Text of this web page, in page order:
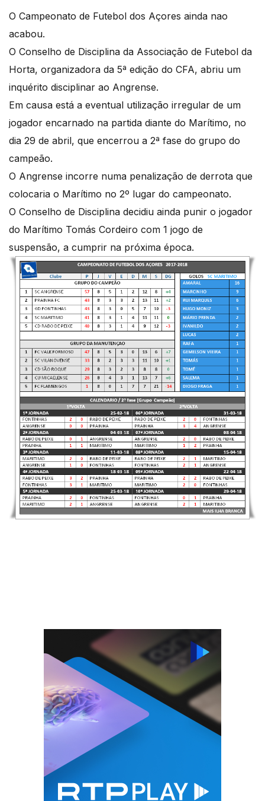
O Campeonato de Futebol dos Açores ainda nao
acabou.
O Conselho de Disciplina da Associação de Futebol da
Horta, organizadora da 5ª edição do CFA, abriu um
inquérito disciplinar ao Angrense.
Em causa está a eventual utilização irregular de um
jogador encarnado na partida diante do Marítimo, no
dia 29 de abril, que encerrou a 2ª fase do grupo do
campeão.
O Angrense incorre numa penalização de derrota que
colocaria o Marítimo no 2º lugar do campeonato.
O Conselho de Disciplina decidiu ainda punir o jogador
do Marítimo Tomás Cordeiro com 1 jogo de
suspensão, a cumprir na próxima época.